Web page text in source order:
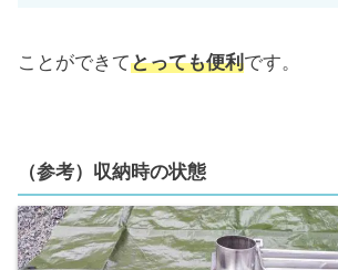
ことができてとっても便利です。
（参考）収納時の状態